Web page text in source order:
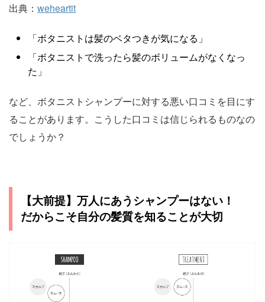
出典： weheartit
「ボタニストは髪のベタつきが気になる」
「ボタニストで洗ったら髪のボリュームがなくなっ
た」
など、ボタニストシャンプーに対する悪い口コミを目にす
ることがあります。こうした口コミは信じられるものなの
でしょうか？
【大前提】万人にあうシャンプーはない！
だからこそ自分の髪質を知ることが大切